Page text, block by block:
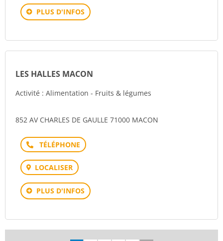
PLUS D'INFOS
LES HALLES MACON
Activité : Alimentation - Fruits & légumes
852 AV CHARLES DE GAULLE 71000 MACON
Téléphone
LOCALISER
PLUS D'INFOS